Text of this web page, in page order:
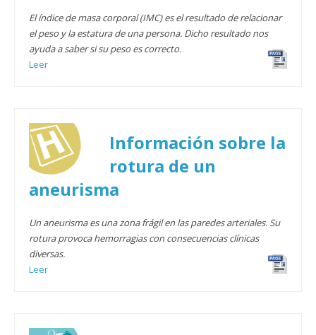
El índice de masa corporal (IMC) es el resultado de relacionar
el peso y la estatura de una persona. Dicho resultado nos
ayuda a saber si su peso es correcto.
Leer
Información sobre la
rotura de un
aneurisma
Un aneurisma es una zona frágil en las paredes arteriales. Su
rotura provoca hemorragias con consecuencias clínicas
diversas.
Leer